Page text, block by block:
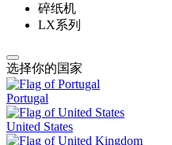
碎纸机
LX系列
选择你的国家
Portugal
United States